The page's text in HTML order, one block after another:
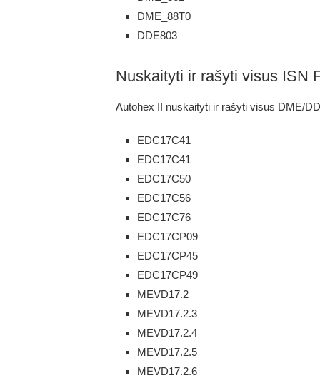
DME_88T0
DDE803
Nuskaityti ir rašyti visus ISN
Autohex II nuskaityti ir rašyti visus DME/
EDC17C41
EDC17C41
EDC17C50
EDC17C56
EDC17C76
EDC17CP09
EDC17CP45
EDC17CP49
MEVD17.2
MEVD17.2.3
MEVD17.2.4
MEVD17.2.5
MEVD17.2.6